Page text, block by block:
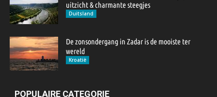
uitzicht & charmante steegjes
Duitsland
De zonsondergang in Zadar is de mooiste ter
wereld
Kroatië
POPULAIRE CATEGORIE